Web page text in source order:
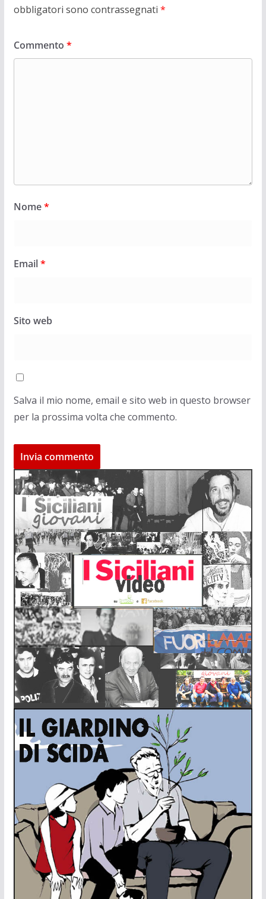
obbligatori sono contrassegnati *
Commento *
Nome*
Email*
Sito web
Salva il mio nome, email e sito web in questo browser
per la prossima volta che commento.